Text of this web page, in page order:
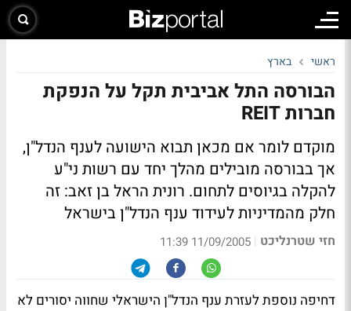
ראשי בארץ
הבורסה התל אביבית תקל על הנפקת
חברות REIT
מוקדם לומר אם מכאן תבוא הישועה לענף הנדל"ן,
אך בבורסה מובילים מהלך יחד עם רשות ני"ע
להקלה בגיוסים לתחום. רונית הראל בן זאב: זה
חלק מהמדיניות לעידוד ענף הנדל"ן בישראל
חזי שטרנליכט |
11/09/2005 11:39
דחיפה נוספת לעזרת ענף הנדל"ן הישראלי שחווה יסורים לא